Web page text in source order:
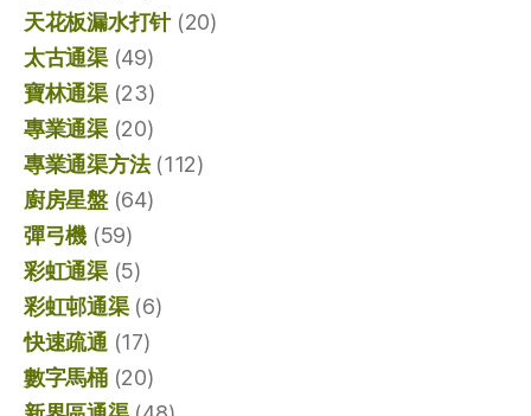
天花板漏水打针(20)
太古通渠(49)
寶林通渠(23)
專業通渠(20)
專業通渠方法(112)
廚房星盤(64)
彈弓機 (59)
彩虹通渠(5)
彩虹邨通渠(6)
快速疏通 (17)
數字馬桶(20)